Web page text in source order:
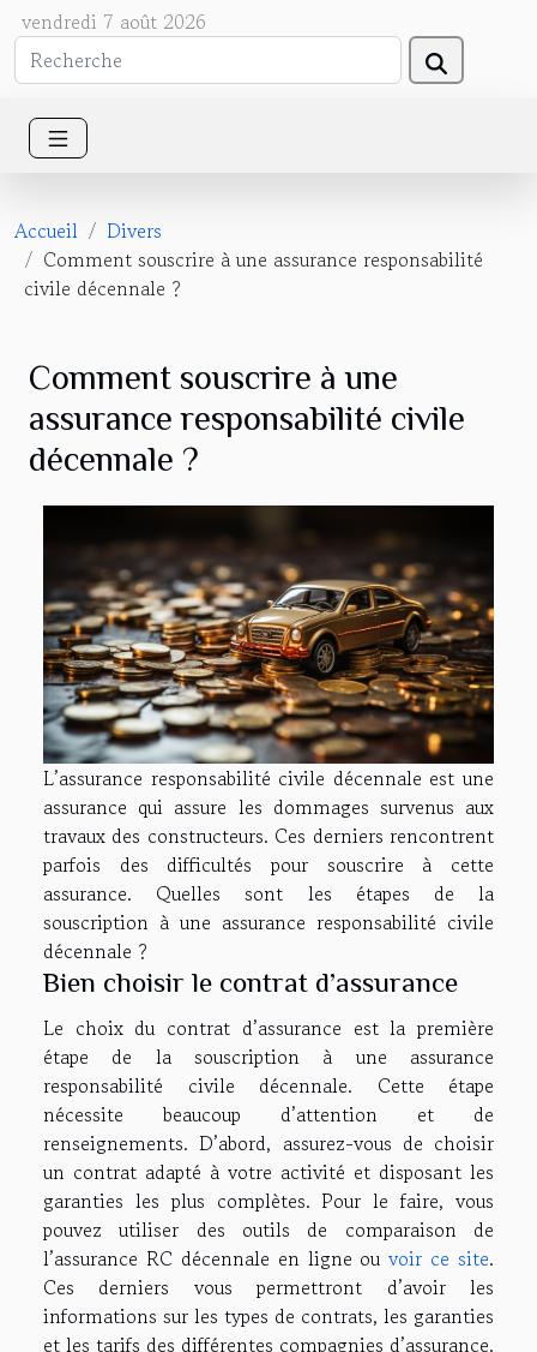
vendredi 7 août 2026
Accueil
Divers
Comment souscrire à une assurance responsabilité
civile décennale ?
Comment souscrire à une
assurance responsabilité civile
décennale ?
L’assurance responsabilité civile décennale est une
assurance qui assure les dommages survenus aux
travaux des constructeurs. Ces derniers rencontrent
parfois des difficultés pour souscrire à cette
assurance. Quelles sont les étapes de la
souscription à une assurance responsabilité civile
décennale ?
Bien choisir le contrat d’assurance
Le choix du contrat d’assurance est la première
étape de la souscription à une assurance
responsabilité civile décennale. Cette étape
nécessite beaucoup d’attention et de
renseignements. D’abord, assurez-vous de choisir
un contrat adapté à votre activité et disposant les
garanties les plus complètes. Pour le faire, vous
pouvez utiliser des outils de comparaison de
l’assurance RC décennale en ligne ouvoir ce site.
Ces derniers vous permettront d’avoir les
informations sur les types de contrats, les garanties
et les tarifs des différentes compagnies d’assurance.